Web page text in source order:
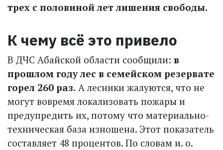
трех с половиной лет лишения свободы.
К чему всё это привело
В ДЧС Абайской области сообщили: в
прошлом году лес в семейском резервате
горел 260 раз. А лесники жалуются, что не
могут вовремя локализовать пожары и
предупредить их, потому что материально-
техническая база изношена. Этот показатель
составляет 48 процентов. По словам и. о.